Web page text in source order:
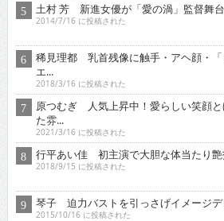
土村 芳 新進女優が「愛の渦」監督舞
2014/7/16 に投稿された
稀見理都 乳首残像に触手・アヘ顔・
エ...
2018/3/16 に投稿された
原つむぎ 人気上昇中！愛らしい笑顔と
た雰...
2021/3/16 に投稿された
行平あい佳 初主演で大胆な体当たり
2018/9/15 に投稿された
琴子 迫力バストを引っさげイメージデ
2015/10/16 に投稿された